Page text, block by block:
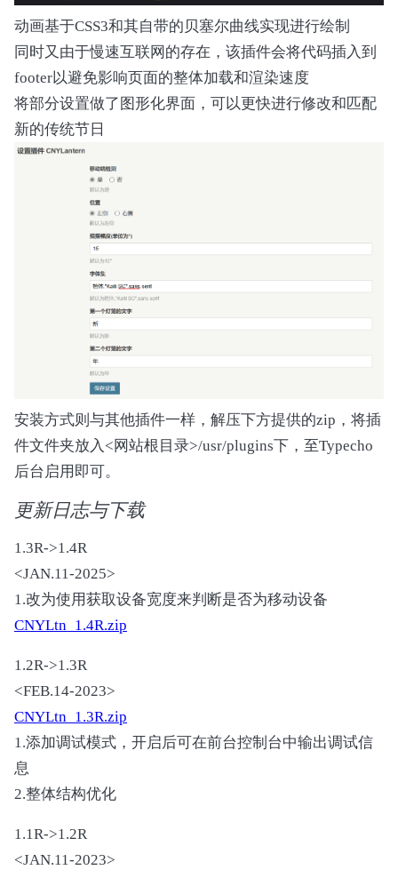
动画基于CSS3和其自带的贝塞尔曲线实现进行绘制
同时又由于慢速互联网的存在，该插件会将代码插入到
footer以避免影响页面的整体加载和渲染速度
将部分设置做了图形化界面，可以更快进行修改和匹配
新的传统节日
安装方式则与其他插件一样，解压下方提供的zip，将插
件文件夹放入<网站根目录>/usr/plugins下，至Typecho
后台启用即可。
更新日志与下载
1.3R->1.4R
<JAN.11-2025>
1.改为使用获取设备宽度来判断是否为移动设备
CNYLtn_1.4R.zip
1.2R->1.3R
<FEB.14-2023>
CNYLtn_1.3R.zip
1.添加调试模式，开启后可在前台控制台中输出调试信
息
2.整体结构优化
1.1R->1.2R
<JAN.11-2023>